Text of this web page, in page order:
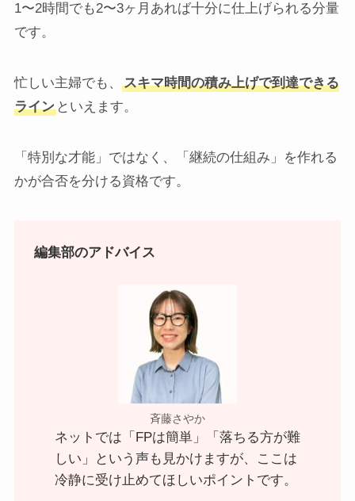
1〜2時間でも2〜3ヶ月あれば十分に仕上げられる分量
です。
忙しい主婦でも、
スキマ時間の積み上げで到達できる
ラインといえます。
「特別な才能」ではなく、「継続の仕組み」を作れる
かが合否を分ける資格です。
編集部のアドバイス
斉藤さやか
ネットでは「FPは簡単」「落ちる方が難
しい」という声も見かけますが、ここは
冷静に受け止めてほしいポイントです。